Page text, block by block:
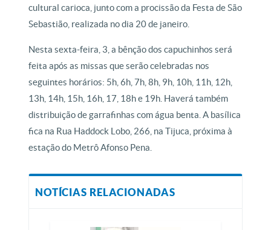
cultural carioca, junto com a procissão da Festa de São
Sebastião, realizada no dia 20 de janeiro.
Nesta sexta-feira, 3, a bênção dos capuchinhos será
feita após as missas que serão celebradas nos
seguintes horários: 5h, 6h, 7h, 8h, 9h, 10h, 11h, 12h,
13h, 14h, 15h, 16h, 17, 18h e 19h. Haverá também
distribuição de garrafinhas com água benta. A basílica
fica na Rua Haddock Lobo, 266, na Tijuca, próxima à
estação do Metrô Afonso Pena.
NOTÍCIAS RELACIONADAS